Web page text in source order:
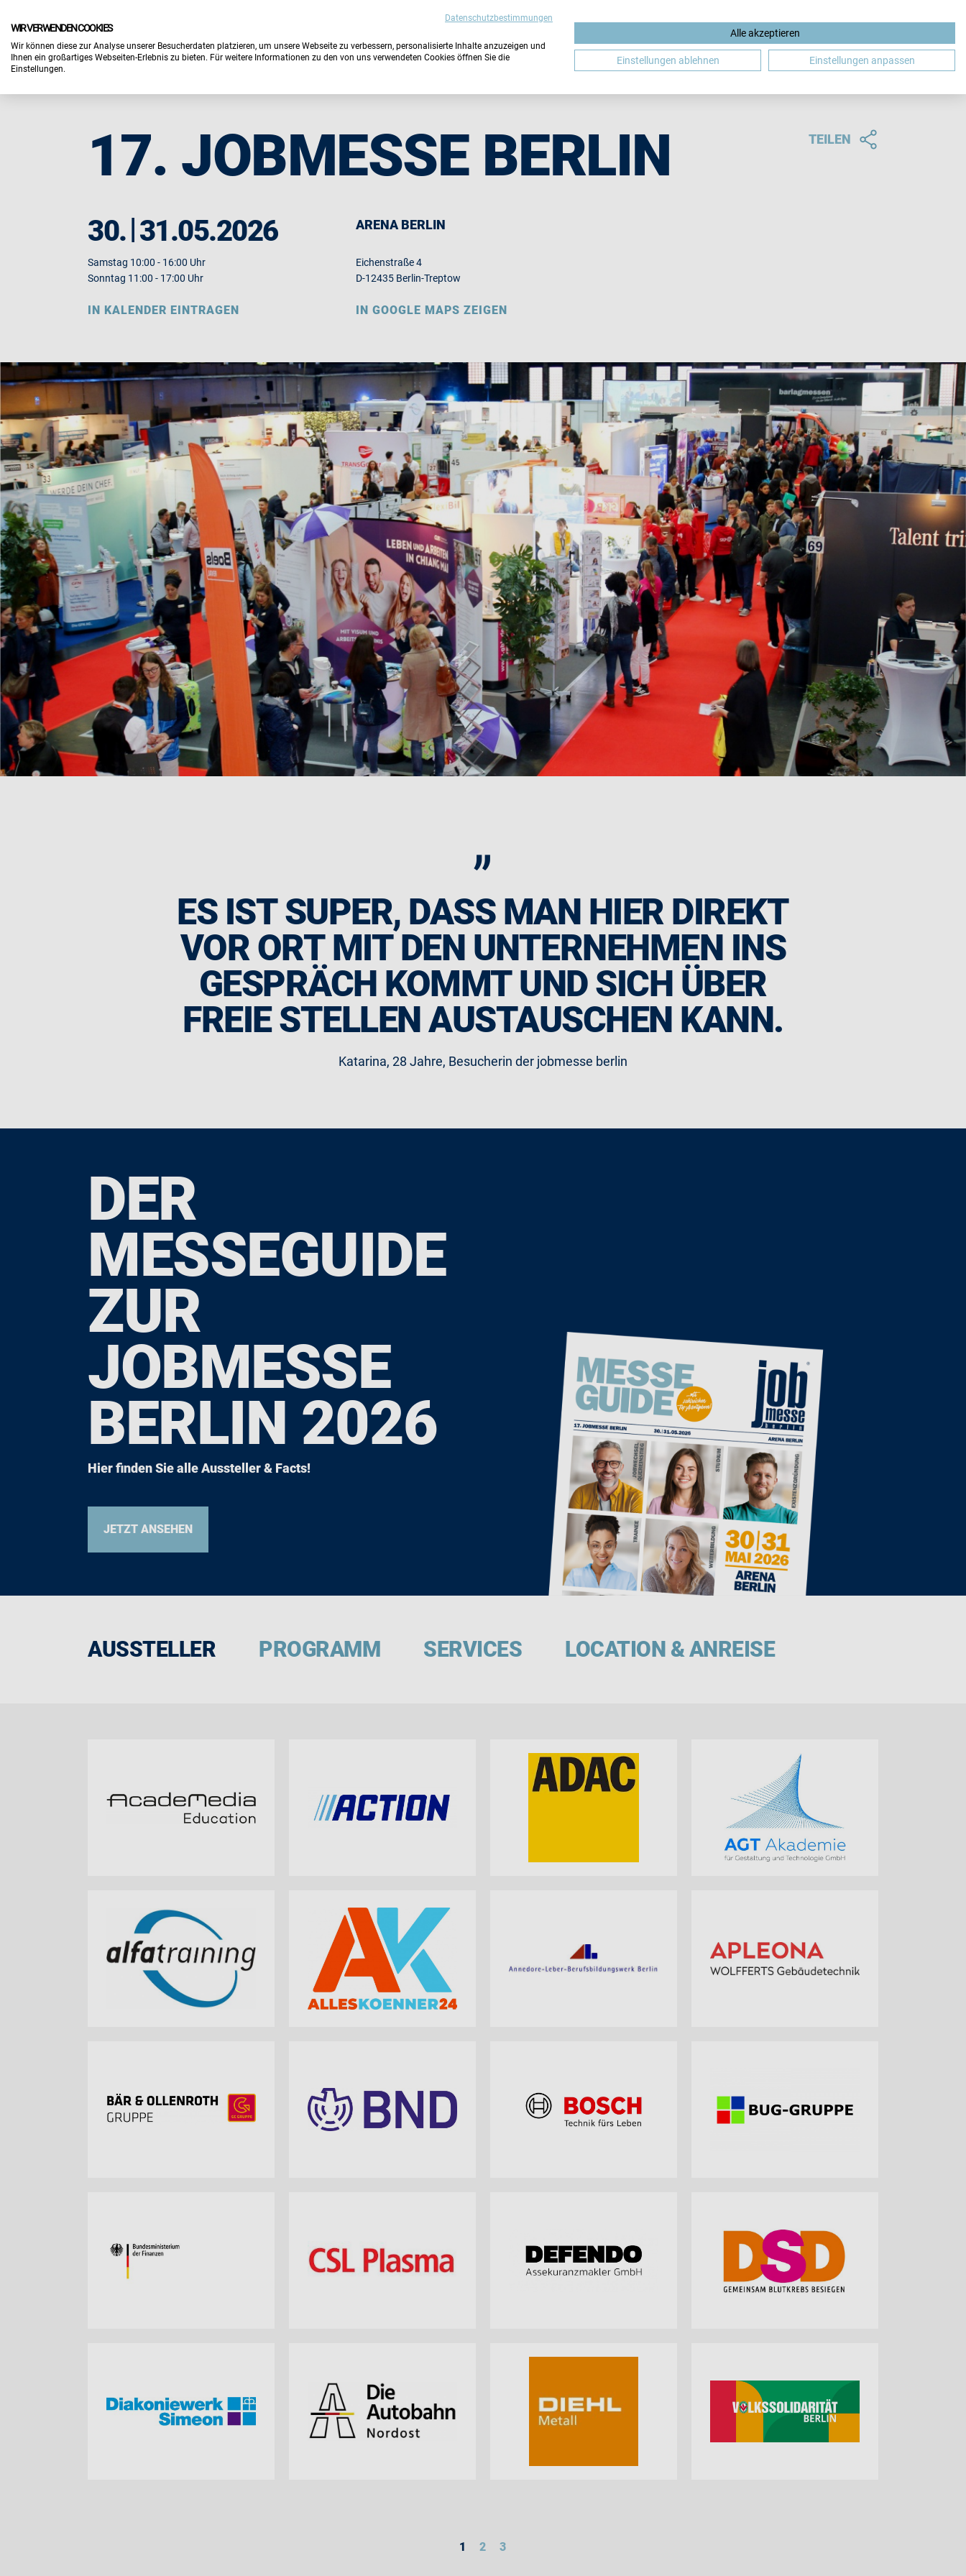
FÜR BESUCHER FÜR AUSSTELLER DE
17. JOBMESSE BERLIN TEILEN
30. 31.05.2026 ARENA BERLIN
Samstag 10:00 - 16:00 Uhr
Sonntag 11:00 - 17:00 Uhr
IN KALENDER EINTRAGEN
Eichenstraße 4
D-12435 Berlin-Treptow
IN GOOGLE MAPS ZEIGEN
„
ES IST SUPER, DASS MAN HIER DIREKT
VOR ORT MIT DEN UNTERNEHMEN INS
GESPRÄCH KOMMT UND SICH ÜBER
FREIE STELLEN AUSTAUSCHEN KANN.
Katarina, 28 Jahre, Besucherin der jobmesse berlin
DER
MESSEGUIDE
ZUR
JOBMESSE
BERLIN 2026
Hier finden Sie alle Aussteller & Facts!
JETZT ANSEHEN
AUSSTELLER PROGRAMM SERVICES LOCATION & ANREISE
1 2 3
Datenschutzbestimmungen
WIR VERWENDEN COOKIES
Wir können diese zur Analyse unserer Besucherdaten platzieren, um unsere Webseite zu verbessern, personalisierte Inhalte anzuzeigen und
Ihnen ein großartiges Webseiten-Erlebnis zu bieten. Für weitere Informationen zu den von uns verwendeten Cookies öffnen Sie die
Einstellungen.
Alle akzeptieren
Einstellungen ablehnen Einstellungen anpassen